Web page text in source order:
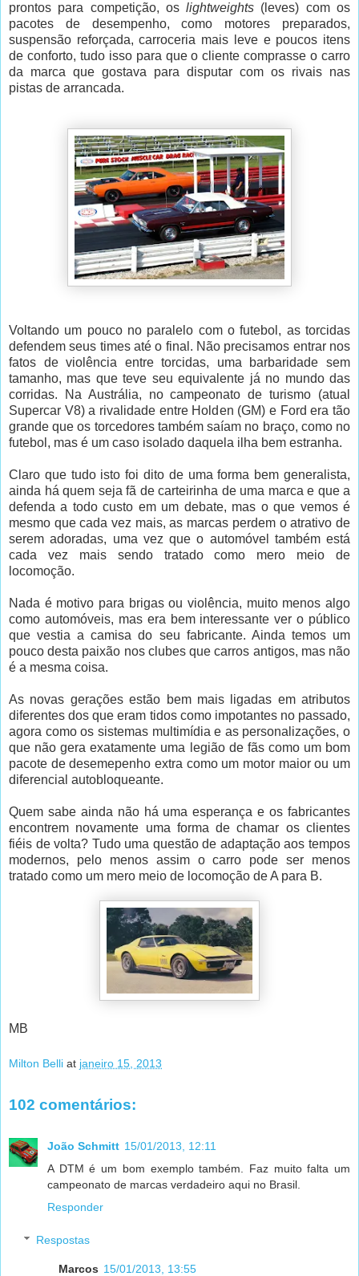
prontos para competição, oslightweights (leves) com os
pacotes de desempenho, como motores preparados,
suspensão reforçada, carroceria mais leve e poucos itens
de conforto, tudo isso para que o cliente comprasse o carro
da marca que gostava para disputar com os rivais nas
pistas de arrancada.
Voltando um pouco no paralelo com o futebol, as torcidas
defendem seus times até o final. Não precisamos entrar nos
fatos de violência entre torcidas, uma barbaridade sem
tamanho, mas que teve seu equivalente já no mundo das
corridas. Na Austrália, no campeonato de turismo (atual
Supercar V8) a rivalidade entre Holden (GM) e Ford era tão
grande que os torcedores também saíam no braço, como no
futebol, mas é um caso isolado daquela ilha bem estranha.
Claro que tudo isto foi dito de uma forma bem generalista,
ainda há quem seja fã de carteirinha de uma marca e que a
defenda a todo custo em um debate, mas o que vemos é
mesmo que cada vez mais, as marcas perdem o atrativo de
serem adoradas, uma vez que o automóvel também está
cada vez mais sendo tratado como mero meio de
locomoção.
Nada é motivo para brigas ou violência, muito menos algo
como automóveis, mas era bem interessante ver o público
que vestia a camisa do seu fabricante. Ainda temos um
pouco desta paixão nos clubes que carros antigos, mas não
é a mesma coisa.
As novas gerações estão bem mais ligadas em atributos
diferentes dos que eram tidos como impotantes no passado,
agora como os sistemas multimídia e as personalizações, o
que não gera exatamente uma legião de fãs como um bom
pacote de desemepenho extra como um motor maior ou um
diferencial autobloqueante.
Quem sabe ainda não há uma esperança e os fabricantes
encontrem novamente uma forma de chamar os clientes
fiéis de volta? Tudo uma questão de adaptação aos tempos
modernos, pelo menos assim o carro pode ser menos
tratado como um mero meio de locomoção de A para B.
MB
Milton Belli at janeiro 15, 2013
102 comentários:
João Schmitt 15/01/2013, 12:11
A DTM é um bom exemplo também. Faz muito falta um
campeonato de marcas verdadeiro aqui no Brasil.
Responder
Respostas
Marcos 15/01/2013, 13:55